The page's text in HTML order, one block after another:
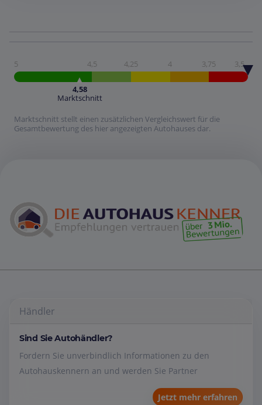
5 4,5 4,25 4 3,75 3,5
4,58
Marktschnitt
Marktschnitt stellt einen zusätzlichen Vergleichswert für die
Gesamtbewertung des hier angezeigten Autohauses dar.
Händler
Sind Sie Autohändler?
Fordern Sie unverbindlich Informationen zu den
Autohauskennern an und werden Sie Partner
Jetzt mehr erfahren